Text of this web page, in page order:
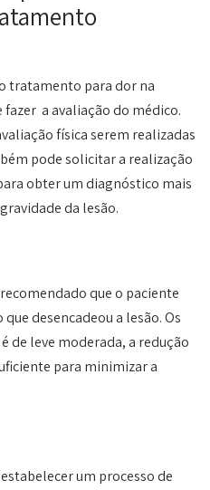
tratamento para dor na
a avaliação do médico.
física serem realizadas
pode solicitar a realização
obter um diagnóstico mais
da lesão.
que o paciente
desencadeou a lesão. Os
de leve moderada, a redução
para minimizar a
um processo de